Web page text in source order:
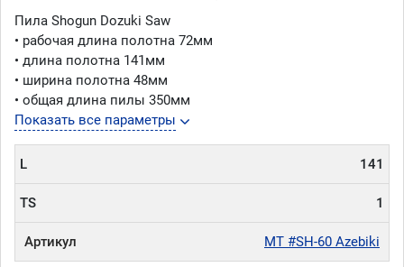
Пила Shogun Dozuki Saw
• рабочая длина полотна 72мм
• длина полотна 141мм
• ширина полотна 48мм
• общая длина пилы 350мм
Показать все параметры
L 141
TS 1
Артикул MT #SH-60 Azebiki